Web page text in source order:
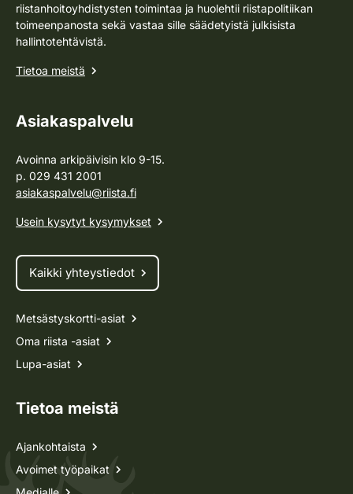
riistanhoitoyhdistysten toimintaa ja huolehtii riistapolitiikan
toimeenpanosta sekä vastaa sille säädetyistä julkisista
hallintotehtävistä.
Tietoa meistä
Asiakaspalvelu
Avoinna arkipäivisin klo 9-15.
p. 029 431 2001
asiakaspalvelu@riista.fi
Usein kysytyt kysymykset
Kaikki yhteystiedot
Metsästyskortti-asiat
Oma riista -asiat
Lupa-asiat
Tietoa meistä
Ajankohtaista
Avoimet työpaikat